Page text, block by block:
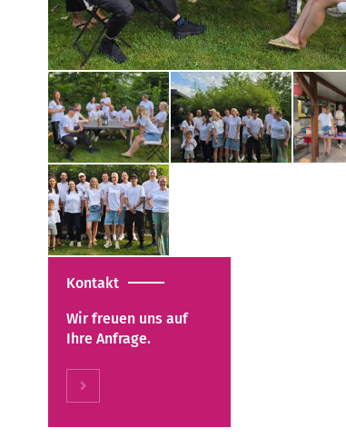
Kontakt
Wir freuen uns auf
Ihre Anfrage.